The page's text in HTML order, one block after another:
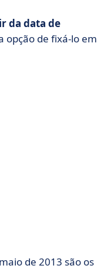
da data de
de fixá-lo em
de 2013 são os